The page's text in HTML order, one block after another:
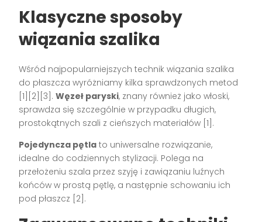
Klasyczne sposoby
wiązania szalika
Wśród najpopularniejszych technik wiązania szalika
do płaszcza wyróżniamy kilka sprawdzonych metod
[1][2][3].Węzeł paryski, znany również jako włoski,
sprawdza się szczególnie w przypadku długich,
prostokątnych szali z cieńszych materiałów [1].
Pojedyncza pętla to uniwersalne rozwiązanie,
idealne do codziennych stylizacji. Polega na
przełożeniu szala przez szyję i zawiązaniu luźnych
końców w prostą pętlę, a następnie schowaniu ich
pod płaszcz [2].